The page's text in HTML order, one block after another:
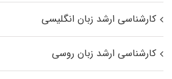
کارشناسی ارشد زبان انگلیسی
کارشناسی ارشد زبان روسی